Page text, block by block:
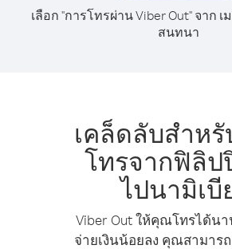
เลือก "การโทรผ่าน Viber Out" จาก
สนทนา
เคล็ดลับสำหรั
โทรจากฟิลิป
ไปนามิเบี
Viber Out ให้คุณโทรได้น
จ่ายเงินน้อยลง คุณสามารถ